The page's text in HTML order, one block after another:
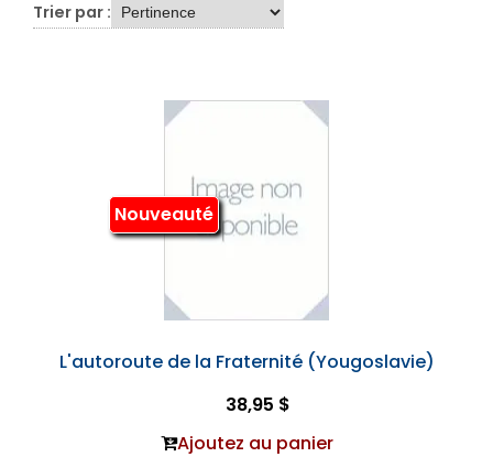
Trier par :
Nouveauté
L'autoroute de la Fraternité (Yougoslavie)
38,95 $
Ajoutez au panier